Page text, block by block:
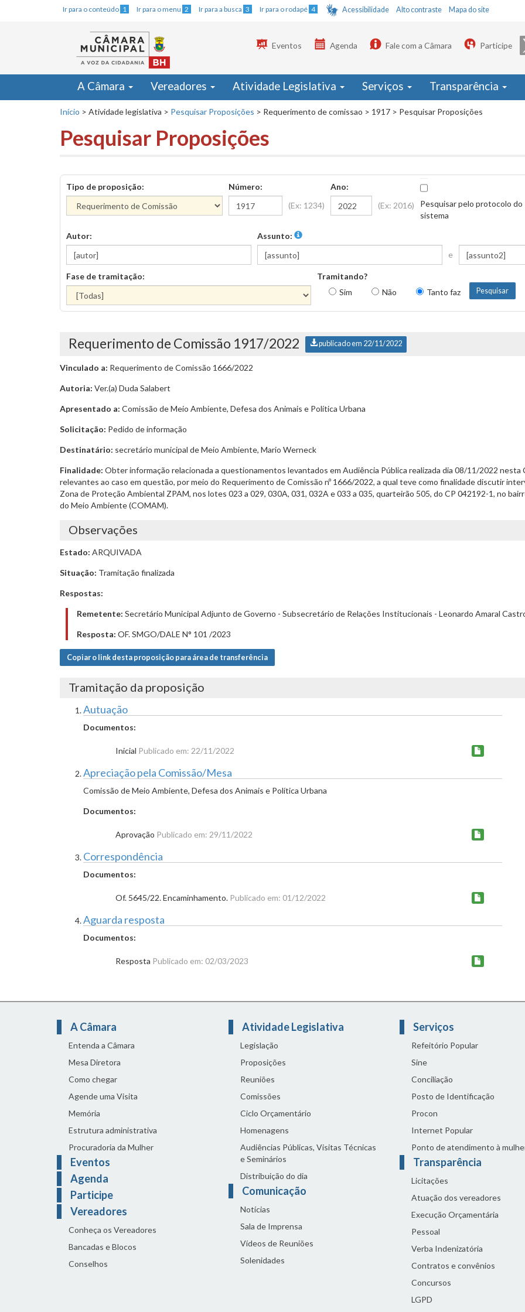
Ir para o conteúdo 1 Ir para o menu 2 Ir para a busca 3 Ir para o rodapé 4 Acessibilidade Alto contraste Mapa do site
Eventos Agenda Fale com a Câmara Participe
A Câmara Vereadores Atividade Legislativa Serviços Transparência
Início > Atividade legislativa > Pesquisar Proposições > Requerimento de comissao > 1917 > Pesquisar Proposições
Pesquisar Proposições
Tipo de proposição:
Número:
(Ex: 1234)
Ano:
(Ex: 2016)
Pesquisar pelo protocolo do
sistema
Autor:
Assunto:
e
Fase de tramitação:
Tramitando?
Sim
Não Tanto faz
Requerimento de Comissão 1917/2022 publicado em 22/11/2022
Vinculado a: Requerimento de Comissão 1666/2022
Autoria: Ver.(a) Duda Salabert
Apresentado a: Comissão de Meio Ambiente, Defesa dos Animais e Política Urbana
Solicitação: Pedido de informação
Destinatário: secretário municipal de Meio Ambiente, Mario Werneck
Finalidade: Obter informação relacionada a questionamentos levantados em Audiência Pública realizada dia 08/11/2022
relevantes ao caso em questão, por meio do Requerimento de Comissão nº 1666/2022, a qual teve como finalidade discutir
Zona de Proteção Ambiental ZPAM, nos lotes 023 a 029, 030A, 031, 032A e 033 a 035, quarteirão 505, do CP 042192-1, no
do Meio Ambiente (COMAM).
Observações
Estado: ARQUIVADA
Situação: Tramitação finalizada
Respostas:
Remetente: Secretário Municipal Adjunto de Governo - Subsecretário de Relações Institucionais - Leonardo Amaral
Resposta: OF. SMGO/DALE N° 101 /2023
Copiar o link desta proposição para área de transferência
Tramitação da proposição
Autuação
Documentos:
Inicial Publicado em: 22/11/2022
Apreciação pela Comissão/Mesa
Comissão de Meio Ambiente, Defesa dos Animais e Política Urbana
Documentos:
Aprovação Publicado em: 29/11/2022
Correspondência
Documentos:
Of. 5645/22. Encaminhamento. Publicado em: 01/12/2022
Aguarda resposta
Documentos:
Resposta Publicado em: 02/03/2023
A Câmara
Entenda a Câmara
Mesa Diretora
Como chegar
Agende uma Visita
Memória
Estrutura administrativa
Procuradoria da Mulher
Eventos
Agenda
Participe
Vereadores
Conheça os Vereadores
Bancadas e Blocos
Conselhos
Atividade Legislativa
Legislação
Proposições
Reuniões
Comissões
Ciclo Orçamentário
Homenagens
Audiências Públicas, Visitas Técnicas
e Seminários
Distribuição do dia
Comunicação
Notícias
Sala de Imprensa
Vídeos de Reuniões
Solenidades
Serviços
Refeitório Popular
Sine
Conciliação
Posto de Identificação
Procon
Internet Popular
Ponto de atendimento à
Transparência
Licitações
Atuação dos vereadores
Execução Orçamentária
Pessoal
Verba Indenizatória
Contratos e convênios
Concursos
LGPD